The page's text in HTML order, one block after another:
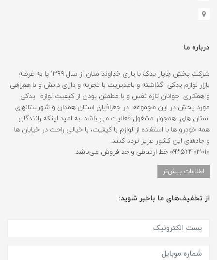
درباره ما
شرکت پخش چاپار یدک با یاری خداوند منان از سال ۱۳۹۹ پا به عرصه
بازار لوازم یدکی گذاشته و بامدیریت با تجربه و دارای دانش و با همراهی
و همکاری جوانان تازه نفس و با مطمئن بودن از کیفیت لوازم یدکی
مورد پخش در این مجموعه در جغرافیای استان همدان و شهرستانهای
استان های همجوار مشغول فعالیت می باشد. به امید اینکه رانندگان
همه خودرو ها با استفاده از لوازم با کیفیت، با خیالی راحت در خیابان ها
و جادهای این کشور عزیز تردد کنند.
09352403010 خط ارتباطی واحد فروش می‌باشد.
اطلاعات بیش‌تر
از تخفیف‌های ما باخبر شوید: